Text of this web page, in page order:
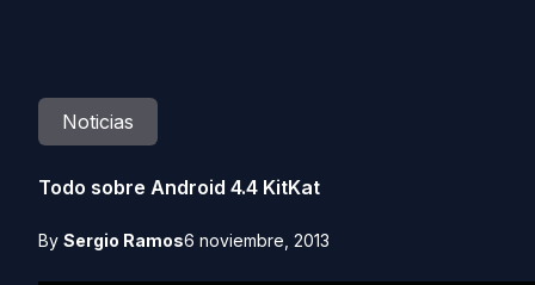
Noticias
Todo sobre Android 4.4 KitKat
By Sergio Ramos6 noviembre, 2013